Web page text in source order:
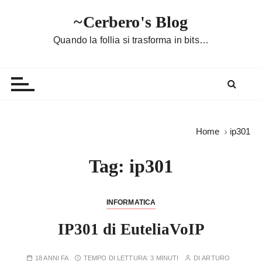
~Cerbero's Blog
Quando la follia si trasforma in bits…
Home ip301
Tag: ip301
INFORMATICA
IP301 di EuteliaVoIP
18 ANNI FA TEMPO DI LETTURA:3 MINUTI DIARTURO